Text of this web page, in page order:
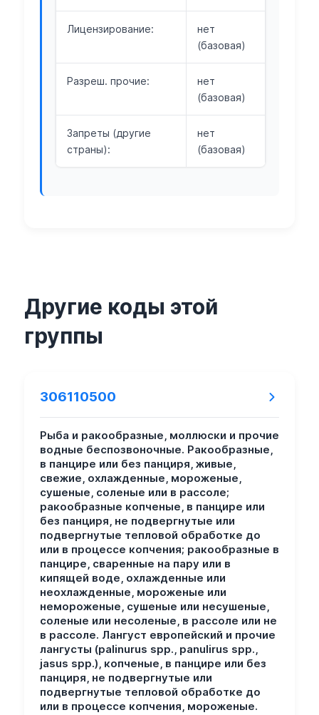
Лицензирование:
нет
(базовая)
Разреш. прочие:
нет
(базовая)
Запреты (другие
страны):
нет
(базовая)
Другие коды этой
группы
306110500
Рыба и ракообразные, моллюски и прочие
водные беспозвоночные. Ракообразные,
в панцире или без панциря, живые,
свежие, охлажденные, мороженые,
сушеные, соленые или в рассоле;
ракообразные копченые, в панцире или
без панциря, не подвергнутые или
подвергнутые тепловой обработке до
или в процессе копчения; ракообразные в
панцире, сваренные на пару или в
кипящей воде, охлажденные или
неохлажденные, мороженые или
немороженые, сушеные или несушеные,
соленые или несоленые, в рассоле или не
в рассоле. Лангуст европейский и прочие
лангусты (palinurus spp., panulirus spp.,
jasus spp.), копченые, в панцире или без
панциря, не подвергнутые или
подвергнутые тепловой обработке до
или в процессе копчения, мороженые.